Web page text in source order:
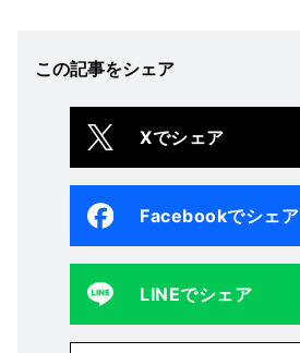
この記事をシェア
Xでシェア
Facebookでシェア
LINEでシェア